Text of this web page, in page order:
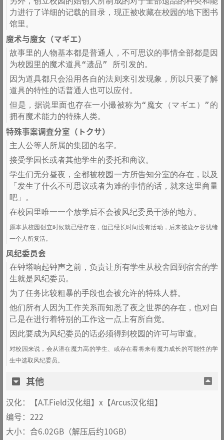
力进行了详细的记载的目录，现正被收藏在校园的地下图书
馆里。
魔术与魔女（マギエ）
故事里的人物基本都是普通人，不可思议的事情全部都是因
为校园里的魔术道具“遗品” 所引发的。
因为道具都只会沿用各自的法则来引发现象，所以只要了解
道具的特性的话普通人也可以应付。
但是，据说里面也存在一小撮被称为“魔女（マギエ）”的
拥有魔术能力的特殊人类。
特殊事案调査分室（トクサ）
主人公等人所属的集团的名字。
接受学园长或者其他学生的委托和商议。
学生们无分昼夜，全都被校园一方所告知分室的存在，以及
「发生了什么不可思议或者为难的事情的话，就来这里商量
吧」。
在校园里唯一一个放学后不会被风纪委员干涉的地方。
原本从校园创立时候就已经存在，但已经长时间没有活动，后来被鹿ケ谷忧绪
一个人所复活。
风纪委员会
在钟塔响起钟声之前，负责让所有学生从校舍回到宿舍的学
生就是风纪委员。
为了任务比较粗暴的手段也会被允许的特殊人群。
他们所有人因为工作关系而知悉了夜之世界的存在，也对自
己是在进行着特别的工作这一点上有所自觉。
因此要成为风纪委员的话必须得到校园的许可与审查。
对校园来说，会从潜在魔力高的学生、或存在着将来有魔力成长的可能性的学
生中选取风纪委员。
其他
汉化：【A.T.Field汉化组】x【Arcus汉化组】
编号：222
大小：合6.02GB（解压后约10GB）